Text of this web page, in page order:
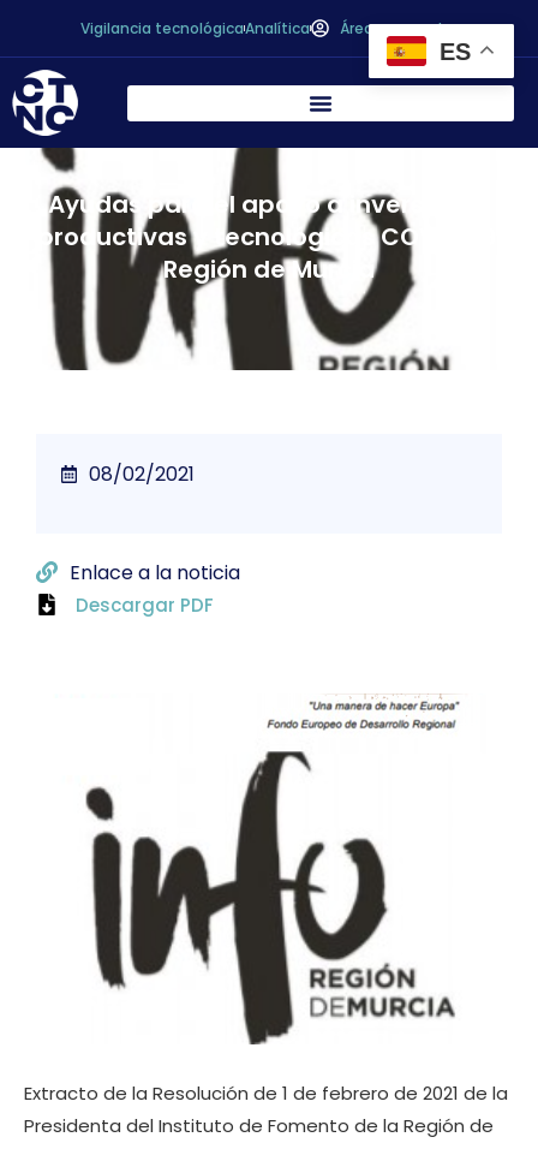
Vigilancia tecnológicaAnalítica Área personal
Ayudas para el apoyo a inversiones
productivas y tecnológicas COVID-19.
Región de Murcia
Extracto de la Resolución de 1 de febrero de 2021 de la
Presidenta del Instituto de Fomento de la Región de
08/02/2021
Enlace a la noticia
Descargar PDF
ES